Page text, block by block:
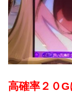
高確率２０G